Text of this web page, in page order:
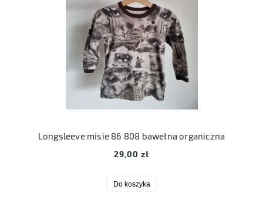
Longsleeve misie 86 808 bawełna organiczna
29,00 zł
Do koszyka